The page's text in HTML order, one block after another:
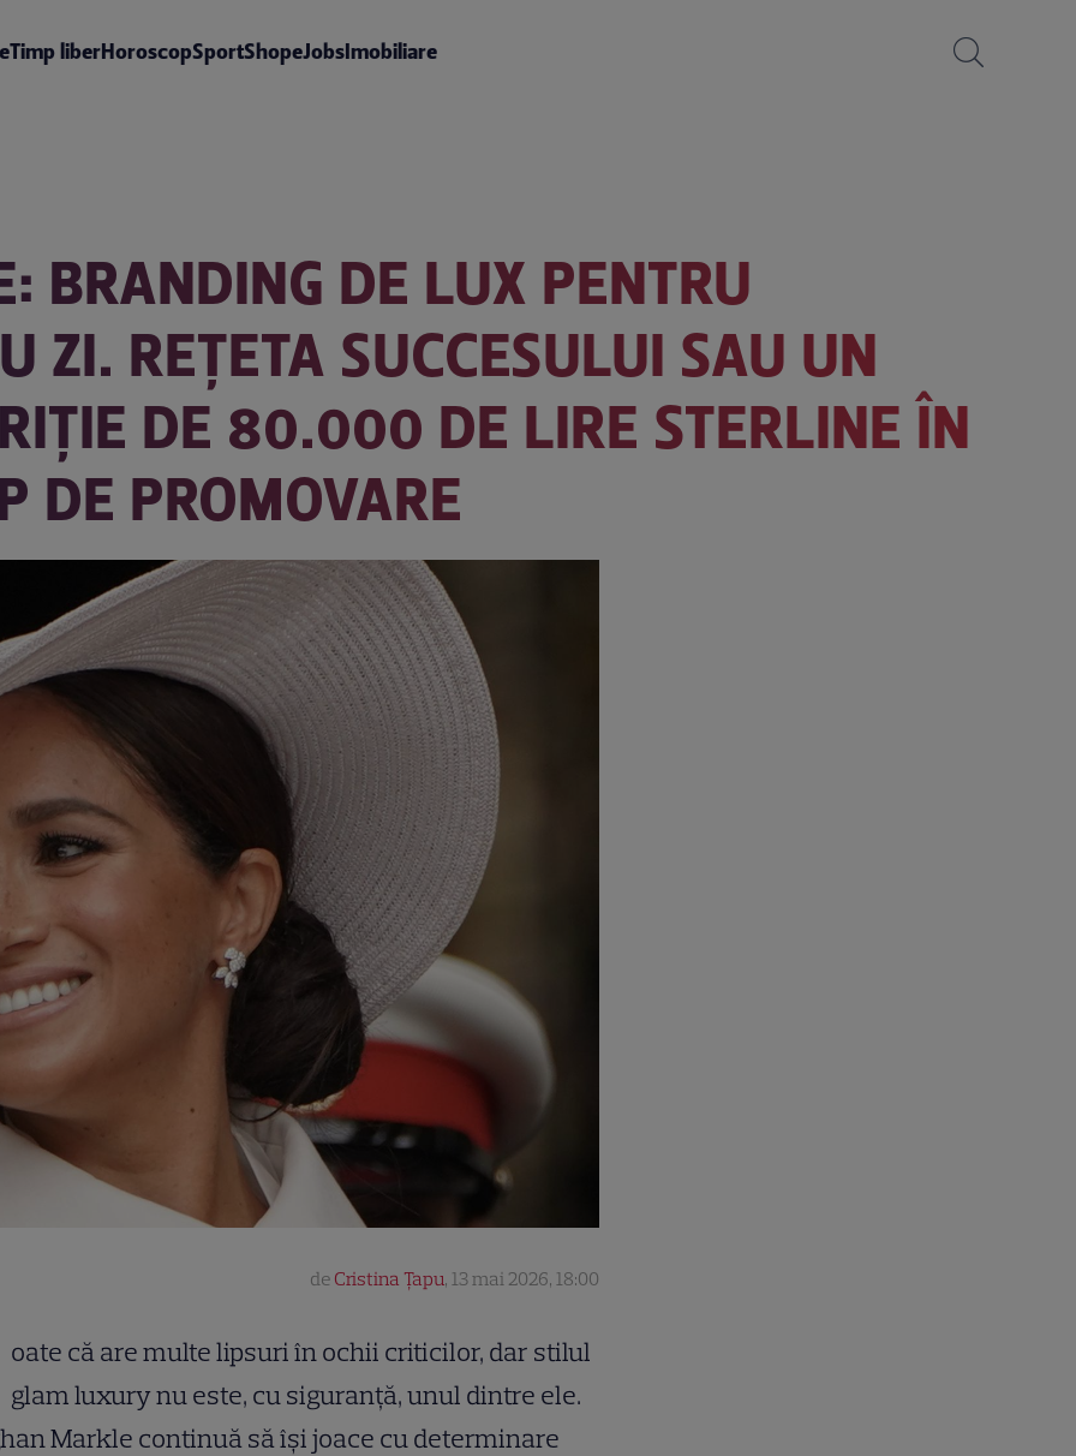
Timp liberHoroscopSportShopeJobsImobiliare
BRANDING DE LUX PENTRU
ZI. REȚETA SUCCESULUI SAU UN
DE 80.000 DE LIRE STERLINE ÎN
DE PROMOVARE
de Cristina Țapu, 13 mai 2026, 18:00
oate că are multe lipsuri în ochii criticilor, dar stilul
glam luxury nu este, cu siguranță, unul dintre ele.
Markle continuă să își joace cu determinare